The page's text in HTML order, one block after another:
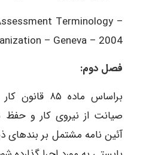
Terminology –
– Geneva – 2004
فصل دوم:
براساس ماده
صیانت از نیروی کار و
آئین نامه مشتمل بر بندهای